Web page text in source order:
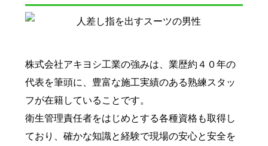
株式会社アキヨシ工業の強みは、業歴約４０年の
代表を筆頭に、豊富な施工実績のある熟練スタッ
フが在籍していることです。
衛生管理責任者をはじめとする各種資格も取得し
ており、確かな知識と経験で現場の安心と安全を